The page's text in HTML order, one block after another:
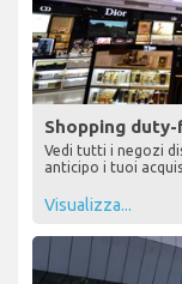
Shopping
Vedi tutti i negozi
anticipo i tuoi
Visualizza...